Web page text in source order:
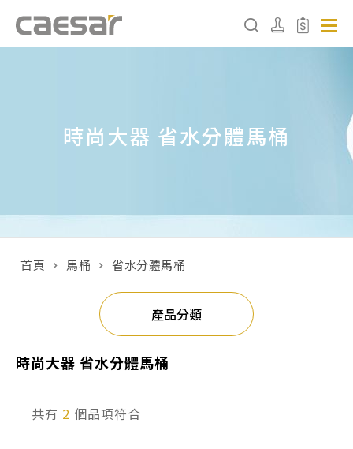
產品分類
搜尋產品
產品型號查詢
時尚大器 省水分體馬桶
首頁 馬桶 省水分體馬桶
產品分類
時尚大器 省水分體馬桶
共有 2 個品項符合